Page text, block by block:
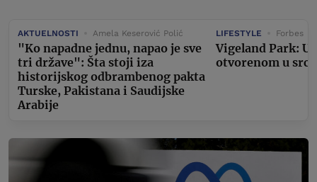
AKTUELNOSTI Amela Keserović Polić
"Ko napadne jednu, napao je sve
tri države": Šta stoji iza
historijskog odbrambenog pakta
Turske, Pakistana i Saudijske
Arabije
LIFESTYLE Forbes
Vigeland Park:
otvorenom u srcu